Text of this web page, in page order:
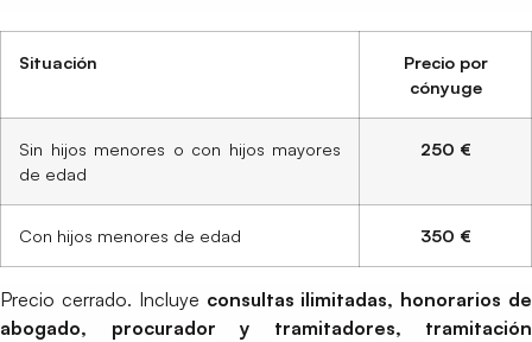
Situación
Precio por
cónyuge
Sin hijos menores o con hijos mayores
de edad
250 €
Con hijos menores de edad 350 €
Precio cerrado. Incluye consultas ilimitadas, honorarios de
abogado, procurador y tramitadores, tramitación